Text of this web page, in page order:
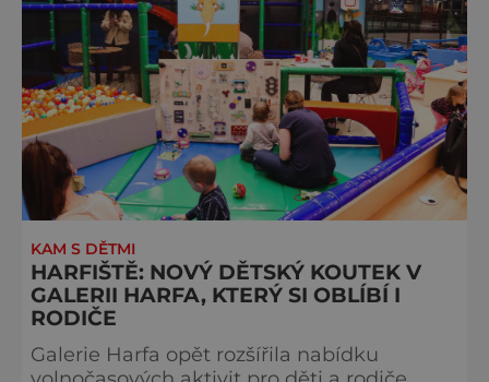
KAM S DĚTMI
HARFIŠTĚ: NOVÝ DĚTSKÝ KOUTEK V
GALERII HARFA, KTERÝ SI OBLÍBÍ I
RODIČE
Galerie Harfa opět rozšířila nabídku